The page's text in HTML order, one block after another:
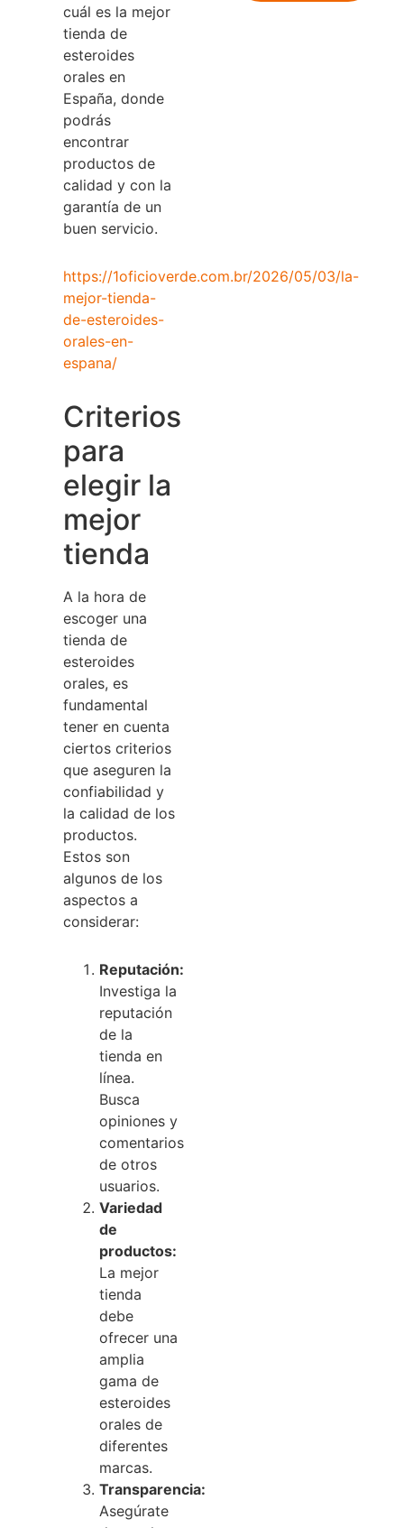
cuál es la mejor
tienda de
esteroides
orales en
España, donde
podrás
encontrar
productos de
calidad y con la
garantía de un
buen servicio.
https://1oficioverde.com.br/2026/05/03/la-
mejor-tienda-
de-esteroides-
orales-en-
espana/
Criterios
para
elegir la
mejor
tienda
A la hora de
escoger una
tienda de
esteroides
orales, es
fundamental
tener en cuenta
ciertos criterios
que aseguren la
confiabilidad y
la calidad de los
productos.
Estos son
algunos de los
aspectos a
considerar:
Reputación:
Investiga la
reputación
de la
tienda en
línea.
Busca
opiniones y
comentarios
de otros
usuarios.
Variedad
de
productos:
La mejor
tienda
debe
ofrecer una
amplia
gama de
esteroides
orales de
diferentes
marcas.
Transparencia:
Asegúrate